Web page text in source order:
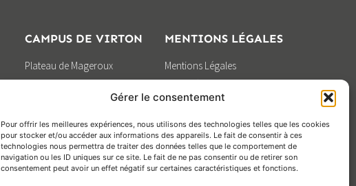
Gérer le consentement
Pour offrir les meilleures expériences, nous utilisons des technologies telles que les cookies
pour stocker et/ou accéder aux informations des appareils. Le fait de consentir à ces
technologies nous permettra de traiter des données telles que le comportement de
navigation ou les ID uniques sur ce site. Le fait de ne pas consentir ou de retirer son
consentement peut avoir un effet négatif sur certaines caractéristiques et fonctions.
CAMPUS DE VIRTON
Plateau de Mageroux
B-6760 Virton
MENTIONS LÉGALES
Mentions Légales
Vie privée
Gestion des Cookies
Design by
BOOSTCOMMUNICATION